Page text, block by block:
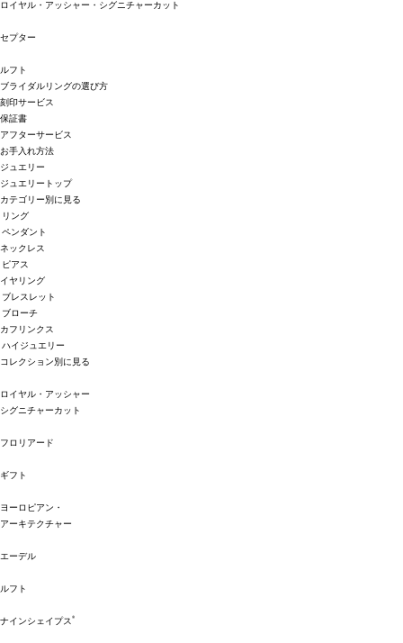
ロイヤル・アッシャー・シグニチャーカット
セプター
ルフト
ブライダルリングの選び方
刻印サービス
保証書
アフターサービス
お手入れ方法
ジュエリー
ジュエリートップ
カテゴリー別に見る
リング
ペンダント
ネックレス
ピアス
イヤリング
ブレスレット
ブローチ
カフリンクス
ハイジュエリー
コレクション別に見る
ロイヤル・アッシャー
シグニチャーカット
フロリアード
ギフト
ヨーロピアン・
アーキテクチャー
エーデル
ルフト
ナインシェイプス®